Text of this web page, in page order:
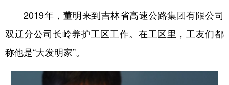
2019年，董明来到吉林省高速公路集团有限公司
双辽分公司长岭养护工区工作。在工区里，工友们都
称他是“大发明家”。